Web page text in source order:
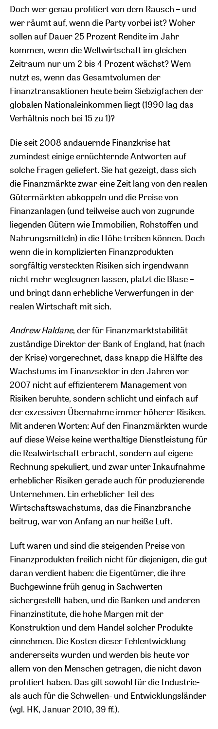
Doch wer genau profitiert von dem Rausch – und
wer räumt auf, wenn die Party vorbei ist? Woher
sollen auf Dauer 25 Prozent Rendite im Jahr
kommen, wenn die Weltwirtschaft im gleichen
Zeitraum nur um 2 bis 4 Prozent wächst? Wem
nutzt es, wenn das Gesamtvolumen der
Finanztransaktionen heute beim Siebzigfachen der
globalen Nationaleinkommen liegt (1990 lag das
Verhältnis noch bei 15 zu 1)?
Die seit 2008 andauernde Finanzkrise hat
zumindest einige ernüchternde Antworten auf
solche Fragen geliefert. Sie hat gezeigt, dass sich
die Finanzmärkte zwar eine Zeit lang von den realen
Gütermärkten abkoppeln und die Preise von
Finanzanlagen (und teilweise auch von zugrunde
liegenden Gütern wie Immobilien, Rohstoffen und
Nahrungsmitteln) in die Höhe treiben können. Doch
wenn die in komplizierten Finanzprodukten
sorgfältig versteckten Risiken sich irgendwann
nicht mehr wegleugnen lassen, platzt die Blase –
und bringt dann erhebliche Verwerfungen in der
realen Wirtschaft mit sich.
Andrew Haldane, der für Finanzmarktstabilität
zuständige Direktor der Bank of England, hat (nach
der Krise) vorgerechnet, dass knapp die Hälfte des
Wachstums im Finanzsektor in den Jahren vor
2007 nicht auf effizienterem Management von
Risiken beruhte, sondern schlicht und einfach auf
der exzessiven Übernahme immer höherer Risiken.
Mit anderen Worten: Auf den Finanzmärkten wurde
auf diese Weise keine werthaltige Dienstleistung für
die Realwirtschaft erbracht, sondern auf eigene
Rechnung spekuliert, und zwar unter Inkaufnahme
erheblicher Risiken gerade auch für produzierende
Unternehmen. Ein erheblicher Teil des
Wirtschaftswachstums, das die Finanzbranche
beitrug, war von Anfang an nur heiße Luft.
Luft waren und sind die steigenden Preise von
Finanzprodukten freilich nicht für diejenigen, die gut
daran verdient haben: die Eigentümer, die ihre
Buchgewinne früh genug in Sachwerten
sichergestellt haben, und die Banken und anderen
Finanzinstitute, die hohe Margen mit der
Konstruktion und dem Handel solcher Produkte
einnehmen. Die Kosten dieser Fehlentwicklung
andererseits wurden und werden bis heute vor
allem von den Menschen getragen, die nicht davon
profitiert haben. Das gilt sowohl für die Industrie-
als auch für die Schwellen- und Entwicklungsländer
(vgl. HK, Januar 2010, 39 ff.).